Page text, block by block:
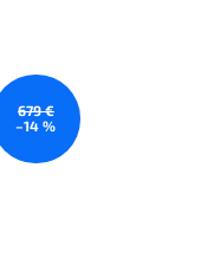
679 €
–14 %